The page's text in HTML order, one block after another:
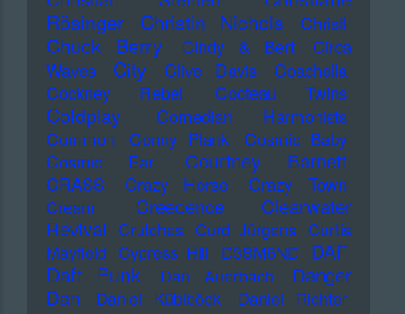
Rösinger
Christin Nichols Christl
Chuck Berry Cindy & Bert
Circa
Waves
City Clive Davis
Coachella
Cockney Rebel
Cocteau Twins
Coldplay
Comedian Harmonists
Common
Conny Plank
Cosmic Baby
Cosmic Ear
Courtney Barnett
CRASS Crazy Horse Crazy Town
Cream
Creedence Clearwater
Revival
Crutches Curd Jürgens Curtis
Mayfield Cypress Hill D3SM6ND DAF
Daft Punk Dan Auerbach
Danger
Dan
Daniel Küblböck
Daniel Richter